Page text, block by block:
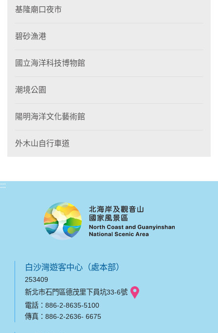
基隆廟口夜市
碧砂漁港
國立海洋科技博物館
潮境公園
陽明海洋文化藝術館
外木山自行車道
:::
白沙灣遊客中心（處本部）
253409
新北市石門區德茂里下員坑33-6號
電話：886-2-8635-5100
傳真：886-2-2636- 6675